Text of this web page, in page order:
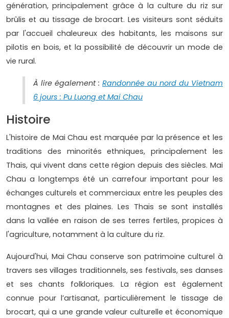
génération, principalement grâce à la culture du riz sur
brûlis et au tissage de brocart. Les visiteurs sont séduits
par l'accueil chaleureux des habitants, les maisons sur
pilotis en bois, et la possibilité de découvrir un mode de
vie rural.
À lire également : Randonnée au nord du Vietnam
6 jours : Pu Luong et Mai Chau
Histoire
L'histoire de Mai Chau est marquée par la présence et les
traditions des minorités ethniques, principalement les
Thaïs, qui vivent dans cette région depuis des siècles. Mai
Chau a longtemps été un carrefour important pour les
échanges culturels et commerciaux entre les peuples des
montagnes et des plaines. Les Thaïs se sont installés
dans la vallée en raison de ses terres fertiles, propices à
l'agriculture, notamment à la culture du riz.
Aujourd'hui, Mai Chau conserve son patrimoine culturel à
travers ses villages traditionnels, ses festivals, ses danses
et ses chants folkloriques. La région est également
connue pour l’artisanat, particulièrement le tissage de
brocart, qui a une grande valeur culturelle et économique